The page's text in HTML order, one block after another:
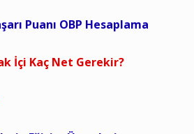
Puanı OBP Hesaplama
İçi Kaç Net Gerekir?